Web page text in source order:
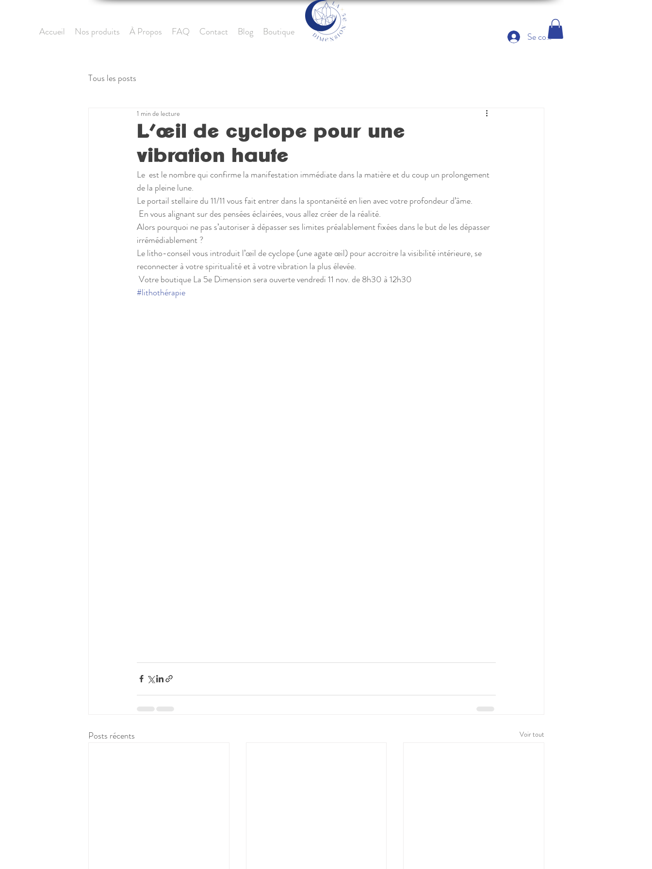
Accueil Nos produits À Propos FAQ Contact Blog Boutique Se connecter
Tous les posts
L’œil de cyclope pour une
vibration haute
1 min de lecture
Le  est le nombre qui confirme la manifestation immédiate dans la matière et du coup un prolongement
de la pleine lune.
Le portail stellaire du 11/11 vous fait entrer dans la spontanéité en lien avec votre profondeur d’âme.
En vous alignant sur des pensées éclairées, vous allez créer de la réalité.
Alors pourquoi ne pas s’autoriser à dépasser ses limites préalablement fixées dans le but de les dépasser
irrémédiablement ?
Le litho-conseil vous introduit l’œil de cyclope (une agate œil) pour accroitre la visibilité intérieure, se
reconnecter à votre spiritualité et à votre vibration la plus élevée.
Votre boutique La 5e Dimension sera ouverte vendredi 11 nov. de 8h30 à 12h30
#lithothérapie
Posts récents Voir tout